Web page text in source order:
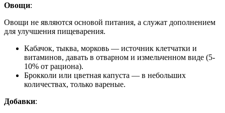
Овощи:
Овощи не являются основой питания, а служат дополнением
для улучшения пищеварения.
Кабачок, тыква, морковь — источник клетчатки и
витаминов, давать в отварном и измельченном виде (5-
10% от рациона).
Брокколи или цветная капуста — в небольших
количествах, только вареные.
Добавки: